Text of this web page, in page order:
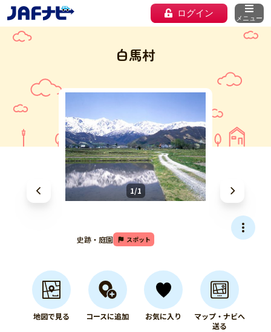
ログイン メニュー
白馬村
1/1
史跡・庭園 スポット
地図で見る コースに追加 お気に入り
マップ・ナビへ
送る